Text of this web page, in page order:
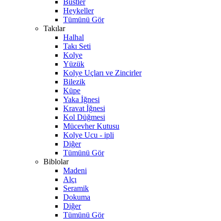
Büstler
Heykeller
Tümünü Gör
Takılar
Halhal
Takı Seti
Kolye
Yüzük
Kolye Uçları ve Zincirler
Bilezik
Küpe
Yaka İğnesi
Kravat İğnesi
Kol Düğmesi
Mücevher Kutusu
Kolye Ucu - ipli
Diğer
Tümünü Gör
Biblolar
Madeni
Alçı
Seramik
Dokuma
Diğer
Tümünü Gör